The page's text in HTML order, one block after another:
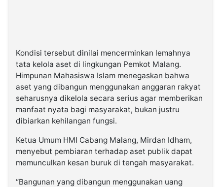
Kondisi tersebut dinilai mencerminkan lemahnya
tata kelola aset di lingkungan Pemkot Malang.
Himpunan Mahasiswa Islam menegaskan bahwa
aset yang dibangun menggunakan anggaran rakyat
seharusnya dikelola secara serius agar memberikan
manfaat nyata bagi masyarakat, bukan justru
dibiarkan kehilangan fungsi.
Ketua Umum HMI Cabang Malang, Mirdan Idham,
menyebut pembiaran terhadap aset publik dapat
memunculkan kesan buruk di tengah masyarakat.
“Bangunan yang dibangun menggunakan uang